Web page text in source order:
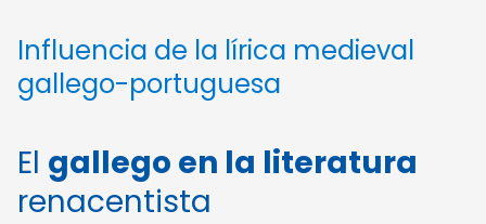
Influencia de la lírica medieval
gallego-portuguesa
El gallego en la literatura
renacentista